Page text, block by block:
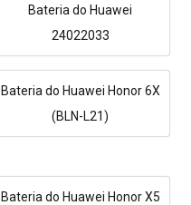
Bateria do Huawei
24022033
Bateria do Huawei Honor 6X
(BLN-L21)
Bateria do Huawei Honor X5